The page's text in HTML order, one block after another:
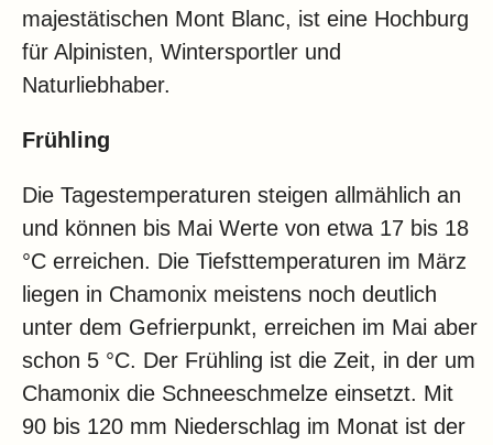
majestätischen Mont Blanc, ist eine Hochburg
für Alpinisten, Wintersportler und
Naturliebhaber.
Frühling
Die Tagestemperaturen steigen allmählich an
und können bis Mai Werte von etwa 17 bis 18
°C erreichen. Die Tiefsttemperaturen im März
liegen in Chamonix meistens noch deutlich
unter dem Gefrierpunkt, erreichen im Mai aber
schon 5 °C. Der Frühling ist die Zeit, in der um
Chamonix die Schneeschmelze einsetzt. Mit
90 bis 120 mm Niederschlag im Monat ist der